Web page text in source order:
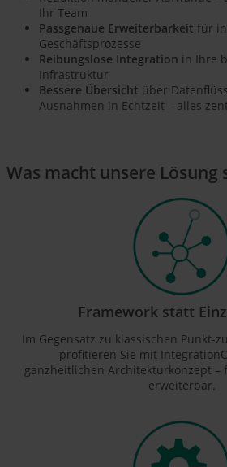
Ihr Team
Passgenaue Erweiterbarkeit für
Geschäftsprozesse
Reibungslose Integration in Ihre
Infrastruktur
Bessere Übersicht über
Ausnahmen in Echtzeit – alles
Was macht unsere Lösung
Framework statt
Im Gegensatz zu klassischen Punkt-
profitieren Sie mit
ganzheitlichen Architekturkonzept –
erweiterbar.